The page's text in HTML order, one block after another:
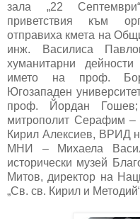
зала „22
приветствия към
отправиха кмета на
инж. Василиса
хуманитарни
името на проф.
Югозападен
проф. Йордан
митрополит Серафим –
Кирил Алексиев, ВРИД
МНИ – Михаела
исторически музей
Митов, директор на
„Св. св. Кирил и